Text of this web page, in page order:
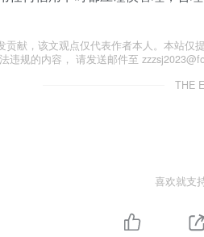
贡献，该文观点仅代表作者本人。本站
违规的内容， 请发送邮件至
THE
喜欢就支